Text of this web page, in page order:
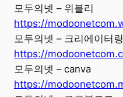
모두의넷 – 위블리
https://
모두의넷 – 크리에이터
https://
모두의넷 – canva
https://